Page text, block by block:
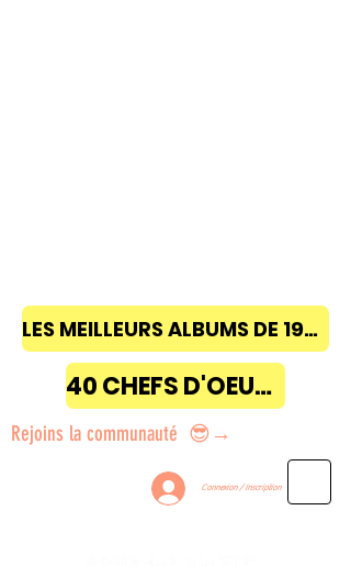
LES MEILLEURS ALBUMS DE 1968 à 2018
40 CHEFS D'OEUVRE
Rejoins la communauté 😎→
Connexion / Inscription